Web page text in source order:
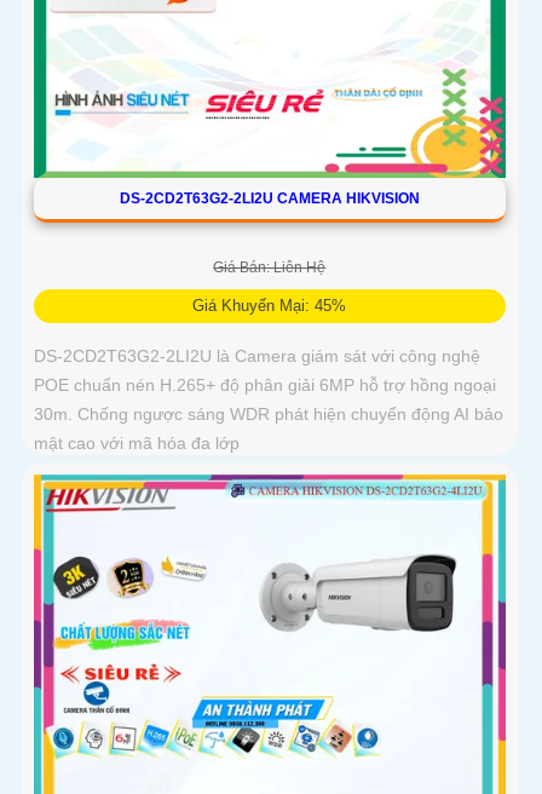
DS-2CD2T63G2-2LI2U CAMERA HIKVISION
Giá Bán: Liên Hệ
Giá Khuyến Mại: 45%
DS-2CD2T63G2-2LI2U là Camera giám sát với công nghệ
POE chuẩn nén H.265+ độ phân giải 6MP hỗ trợ hồng ngoại
30m. Chống ngược sáng WDR phát hiện chuyển động AI bảo
mật cao với mã hóa đa lớp